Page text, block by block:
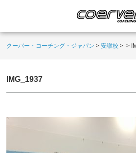
クーバー・コーチング・ジャパン >安謝校 > >
IMG_1937